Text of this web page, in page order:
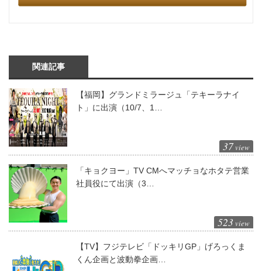
関連記事
【福岡】グランドミラージュ「テキーラナイ
ト」に出演（10/7、1…
37 view
「キョクヨー」TV CMへマッチョなホタテ営業
社員役にて出演（3…
523 view
【TV】フジテレビ「ドッキリGP」げろっくま
くん企画と波動拳企画…